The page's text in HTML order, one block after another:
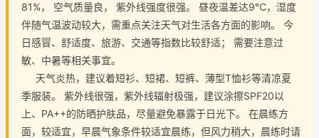
81%， 空气质量良， 紫外线强度很强。 昼夜温差达9℃，湿度
伴随气温波动较大，需重点关注天气对生活各方面的影响。 今
日感冒、舒适度、旅游、交通等指数比较舒适； 需要注意过
敏、中暑等相关事宜。
天气炎热，建议着短衫、短裙、短裤、薄型T恤衫等清凉夏
季服装。 紫外线很强，紫外线辐射极强，建议涂擦SPF20以
上、PA++的防晒护肤品，尽量避免暴露于日光下。 在晨练方
面，较适宜，早晨气象条件较适宜晨练，但风力稍大，晨练时请